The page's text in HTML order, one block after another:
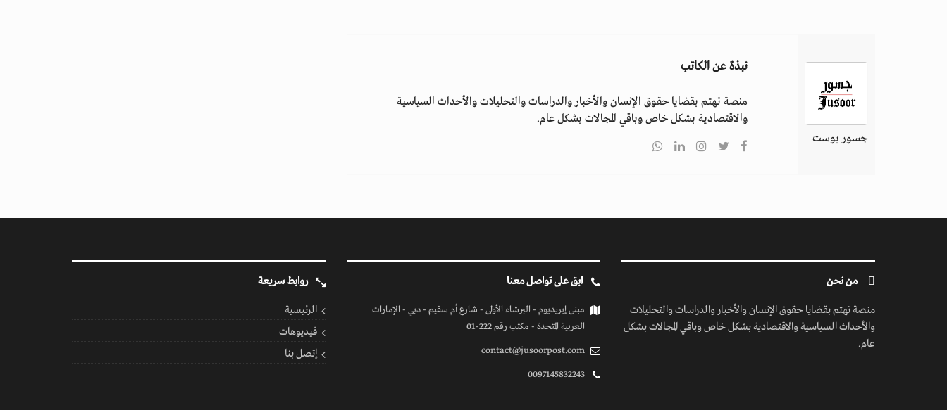
جسور بوست
نبذة عن الكاتب
منصة تهتم بقضايا حقوق الإنسان والأخبار والدراسات والتحليلات والأحداث السياسية
والاقتصادية بشكل خاص وباقي المجالات بشكل عام.
من نحن
منصة تهتم بقضايا حقوق الإنسان والأخبار والدراسات والتحليلات
والأحداث السياسية والاقتصادية بشكل خاص وباقي المجالات بشكل
عام.
ابق على تواصل معنا
مبنى إيريديوم - البرشاء الأولى - شارع أم سقيم - دبي - الإمارات
العربية المتحدة - مكتب رقم 222-01
contact@jusoorpost.com
0097145832243
روابط سريعة
الرئيسية
فيديوهات
إتصل بنا